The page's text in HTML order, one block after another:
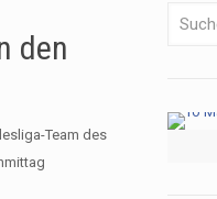
den
Team des